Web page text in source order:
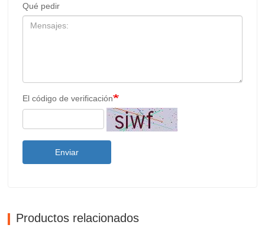
Qué pedir
El código de verificación
Enviar
Productos relacionados